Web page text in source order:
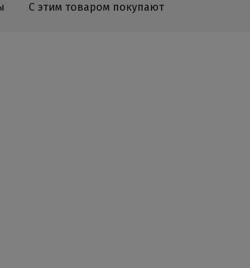
С этим товаром покупают